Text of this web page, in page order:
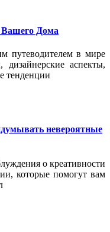
Вашего Дома
путеводителем в мире
аспекты,
тенденции
невероятные
о креативности
которые помогут вам